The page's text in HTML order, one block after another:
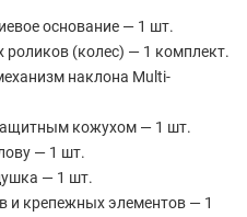
основание — 1 шт.
роликов (колес) — 1 комплект.
наклона Multi-
кожухом — 1 шт.
— 1 шт.
— 1 шт.
и крепежных элементов — 1